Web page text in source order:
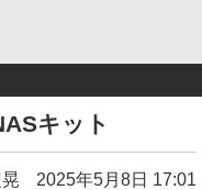
キット
2025年5月8日 17:01